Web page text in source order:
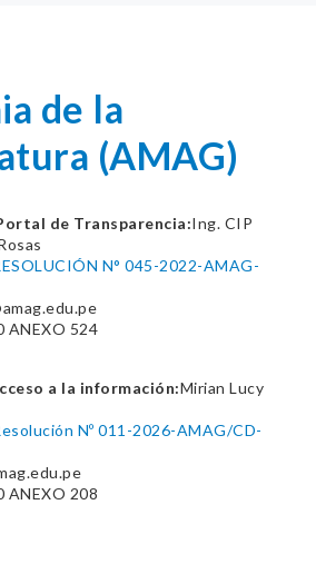
de la
(AMAG)
de Transparencia:Ing. CIP
N° 045-2022-AMAG-
ANEXO 524
a la información:Mirian Lucy
Nº 011-2026-AMAG/CD-
ANEXO 208